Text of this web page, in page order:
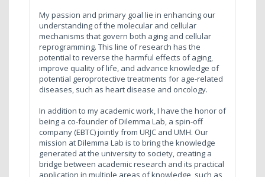
My passion and primary goal lie in enhancing our
understanding of the molecular and cellular
mechanisms that govern both aging and cellular
reprogramming. This line of research has the
potential to reverse the harmful effects of aging,
improve quality of life, and advance knowledge of
potential geroprotective treatments for age-related
diseases, such as heart disease and oncology.
In addition to my academic work, I have the honor of
being a co-founder of Dilemma Lab, a spin-off
company (EBTC) jointly from URJC and UMH. Our
mission at Dilemma Lab is to bring the knowledge
generated at the university to society, creating a
bridge between academic research and its practical
application in multiple areas of knowledge, such as